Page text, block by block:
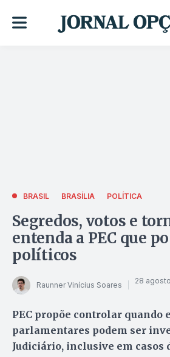
BRASIL BRASÍLIA POLÍTICA
Segredos, votos e
entenda a PEC que
políticos
Raunner Vinícius Soares 28
PEC propõe controlar quando
parlamentares podem ser
Judiciário, inclusive em casos